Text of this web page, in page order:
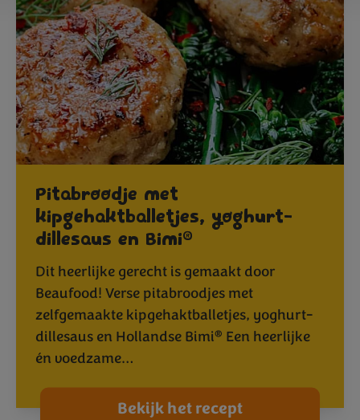
Pitabroodje met
kipgehaktballetjes, yoghurt-
dillesaus en Bimi®
Dit heerlijke gerecht is gemaakt door
Beaufood! Verse pitabroodjes met
zelfgemaakte kipgehaktballetjes, yoghurt-
dillesaus en Hollandse Bimi® Een heerlijke
én voedzame…
Bekijk het recept